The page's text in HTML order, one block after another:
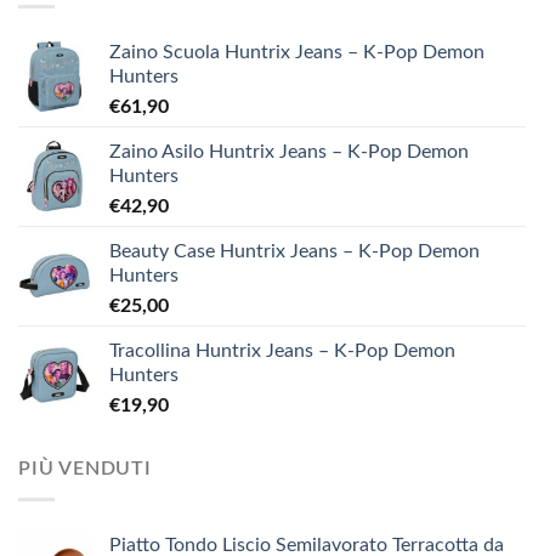
Zaino Scuola Huntrix Jeans – K-Pop Demon
Hunters
€61,90
Zaino Asilo Huntrix Jeans – K-Pop Demon
Hunters
€42,90
Beauty Case Huntrix Jeans – K-Pop Demon
Hunters
€25,00
Tracollina Huntrix Jeans – K-Pop Demon
Hunters
€19,90
PIÙ VENDUTI
Piatto Tondo Liscio Semilavorato Terracotta da